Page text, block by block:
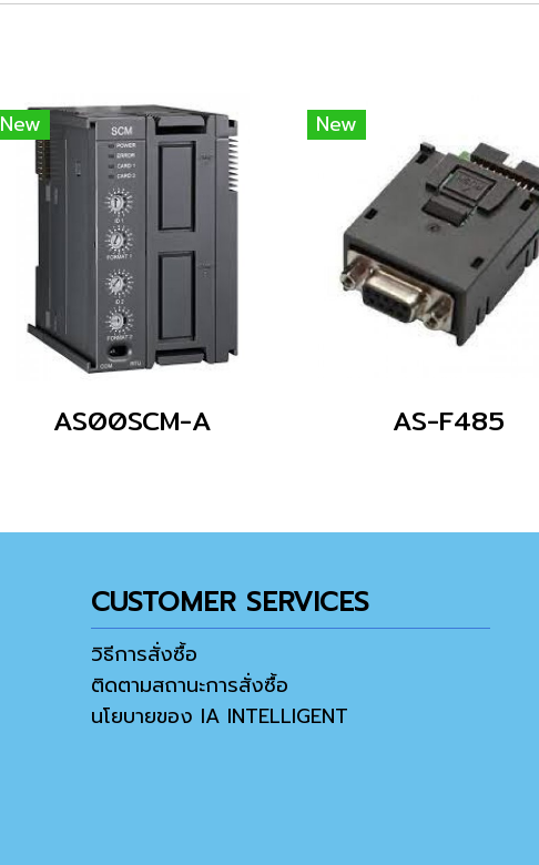
New
AS00SCM-A
New
AS-F485
CUSTOMER SERVICES
วิธีการสั่งซื้อ
ติดตามสถานะการสั่งซื้อ
นโยบายของ IA INTELLIGENT